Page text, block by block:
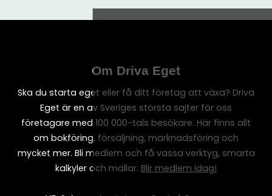
Om Driva Eget
Ska du starta eget eller få ditt företag att växa? Driva
Eget är en av Sveriges största sajter för oss
företagare med 100 000-tals besökare. Här finns allt
om bokföring, försäljning, marknadsföring och
mycket mer. Bli medlem och få vassa verktyg, smarta
kalkyler och mallar. Blir medlem idag!